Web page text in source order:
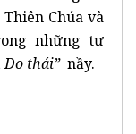
Chúa và
những tư
thái” nầy.